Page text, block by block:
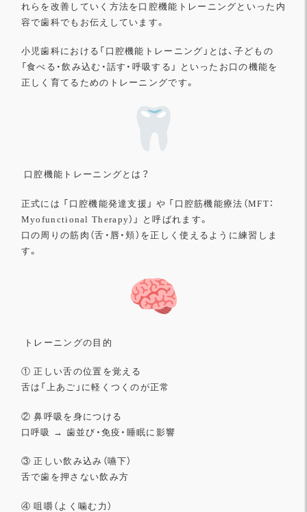
れらを改善していく方法を口腔機能トレーニングといった内
容で歯科でもお伝えしています。
小児歯科における「口腔機能トレーニング」とは、子どもの
「食べる・飲み込む・話す・呼吸する」 といったお口の機能を
正しく育てるためのトレーニングです。
口腔機能トレーニングとは？
正式には 「口腔機能発達支援」 や 「口腔筋機能療法（MFT：
Myofunctional Therapy）」 と呼ばれます。
口の周りの筋肉（舌・唇・頬）を正しく使えるように練習しま
す。
トレーニングの目的
① 正しい舌の位置を覚える
舌は「上あご」に軽くつくのが正常
② 鼻呼吸を身につける
口呼吸 → 歯並び・免疫・睡眠に影響
③ 正しい飲み込み（嚥下）
舌で歯を押さない飲み方
④ 咀嚼（よく噛む力）